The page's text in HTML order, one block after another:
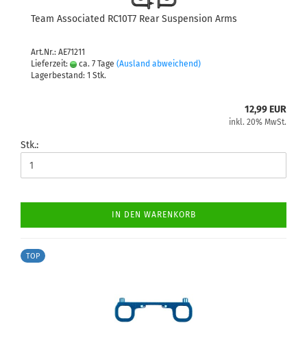
Team Associated RC10T7 Rear Suspension Arms
Art.Nr.: AE71211
Lieferzeit:
ca. 7 Tage (Ausland abweichend)
Lagerbestand: 1 Stk.
12,99 EUR
inkl. 20% MwSt.
Stk.:
IN DEN WARENKORB
TOP